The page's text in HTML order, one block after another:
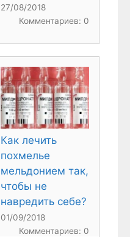
27/08/2018
Комментариев: 0
Как лечить
похмелье
мельдонием так,
чтобы не
навредить себе?
01/09/2018
Комментариев: 0